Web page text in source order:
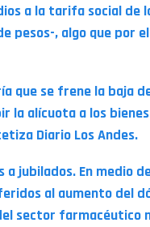
a la tarifa social de
pesos-, algo que por el
que se frene la baja
la alícuota a los bienes
Diario Los Andes.
jubilados. En medio
al aumento del
sector farmacéutico